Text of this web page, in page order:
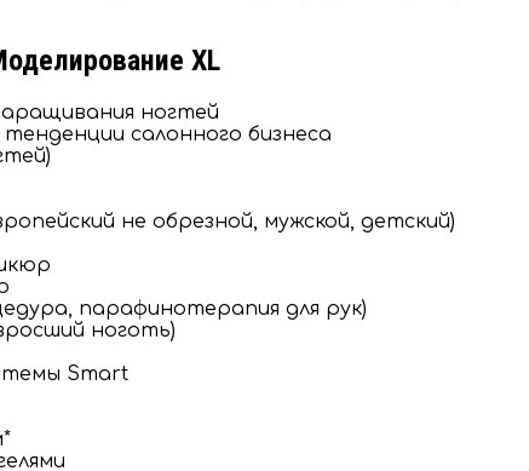
XL
ногтей
салонного бизнеса
не обрезной, мужской, детский)
парафинотерапия для рук)
ноготь)
Smart